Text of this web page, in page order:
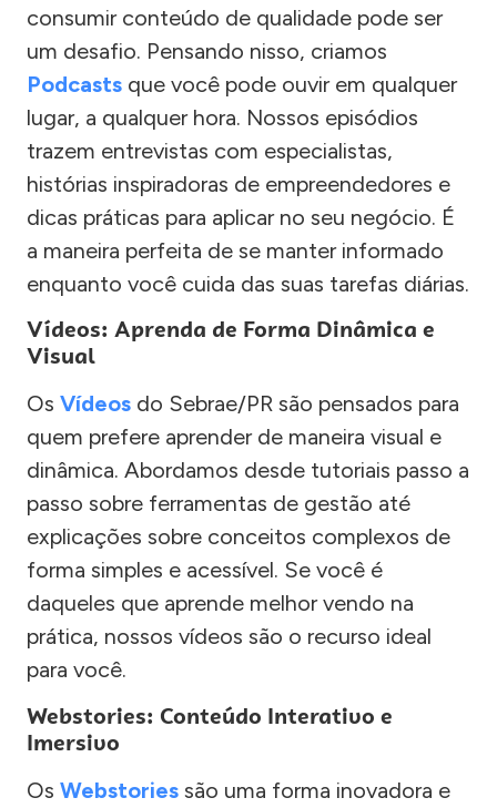
consumir conteúdo de qualidade pode ser
um desafio. Pensando nisso, criamos
Podcasts que você pode ouvir em qualquer
lugar, a qualquer hora. Nossos episódios
trazem entrevistas com especialistas,
histórias inspiradoras de empreendedores e
dicas práticas para aplicar no seu negócio. É
a maneira perfeita de se manter informado
enquanto você cuida das suas tarefas diárias.
Vídeos: Aprenda de Forma Dinâmica e
Visual
Os Vídeos do Sebrae/PR são pensados para
quem prefere aprender de maneira visual e
dinâmica. Abordamos desde tutoriais passo a
passo sobre ferramentas de gestão até
explicações sobre conceitos complexos de
forma simples e acessível. Se você é
daqueles que aprende melhor vendo na
prática, nossos vídeos são o recurso ideal
para você.
Webstories: Conteúdo Interativo e
Imersivo
Os Webstories são uma forma inovadora e